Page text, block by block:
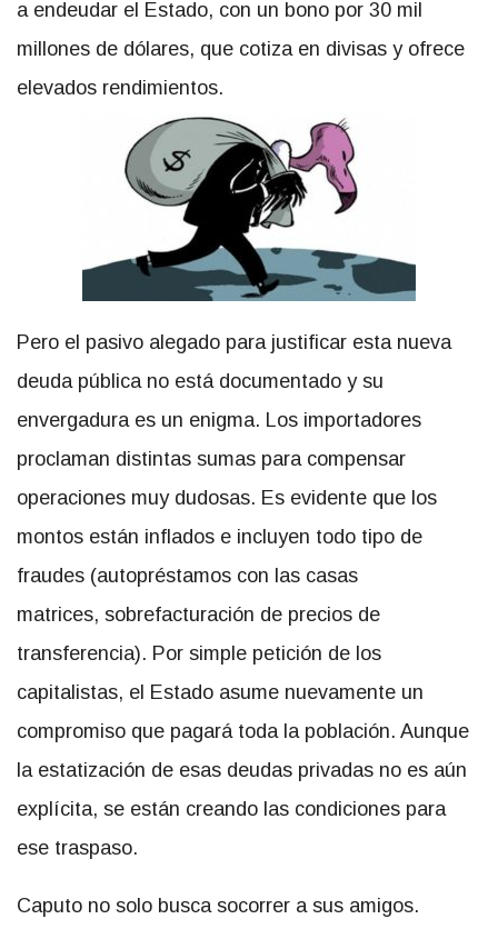
a endeudar el Estado, con un bono por 30 mil
millones de dólares, que cotiza en divisas y ofrece
elevados rendimientos.
Pero el pasivo alegado para justificar esta nueva
deuda pública no está documentado y su
envergadura es un enigma. Los importadores
proclaman distintas sumas para compensar
operaciones muy dudosas. Es evidente que los
montos están inflados e incluyen todo tipo de
fraudes (autopréstamos con las casas
matrices, sobrefacturación de precios de
transferencia). Por simple petición de los
capitalistas, el Estado asume nuevamente un
compromiso que pagará toda la población. Aunque
la estatización de esas deudas privadas no es aún
explícita, se están creando las condiciones para
ese traspaso.
Caputo no solo busca socorrer a sus amigos.